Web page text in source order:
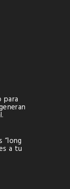
para
“long
a tu